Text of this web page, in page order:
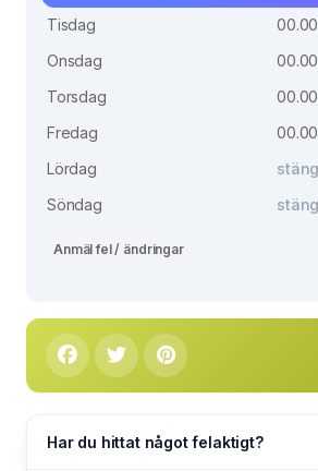
Tisdag
Onsdag
Torsdag
Fredag
Lördag
Söndag
Anmäl fel / ändringar
Har du hittat något felaktigt?